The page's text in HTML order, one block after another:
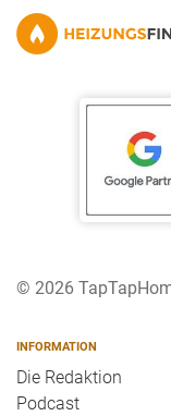
© 2026
INFORMATION
Die Redaktion
Podcast